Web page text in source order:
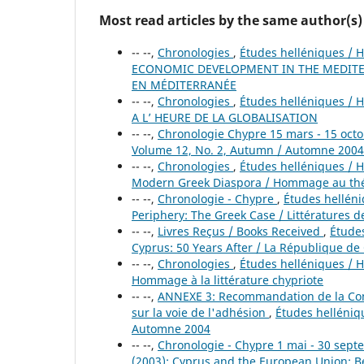
Most read articles by the same author(s)
-- --, Chronologies , Études helléniques /
ECONOMIC DEVELOPMENT IN THE
EN MÉDITERRANÉE
-- --, Chronologies , Études helléniques /
A L’ HEURE DE LA GLOBALISATION
-- --, Chronologie Chypre 15 mars - 15
Volume 12, No. 2, Autumn / Automne 2004
-- --, Chronologies , Études helléniques /
Modern Greek Diaspora / Hommage au
-- --, Chronologie - Chypre , Études
Periphery: The Greek Case / Littératures
-- --, Livres Reçus / Books Received ,
Cyprus: 50 Years After / La République
-- --, Chronologies , Études helléniques /
Hommage à la littérature chypriote
-- --, ANNEXE 3: Recommandation de la
sur la voie de l'adhésion , Études
Automne 2004
-- --, Chronologie - Chypre 1 mai - 30